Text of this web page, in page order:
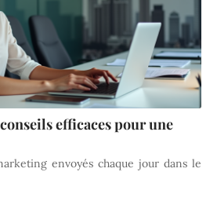
efficaces pour une
envoyés chaque jour dans le